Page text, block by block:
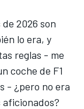
2026 son
lo era, y
reglas - me
coche de F1
- ¿pero no era
aficionados?